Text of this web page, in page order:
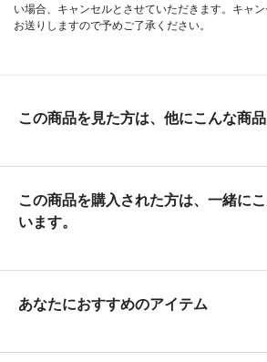
い場合、キャンセルとさせていただきます。キャ
お送りしますので予めご了承ください。
この商品を見た方は、他にこんな商
この商品を購入された方は、一緒に
います。
あなたにおすすめのアイテム